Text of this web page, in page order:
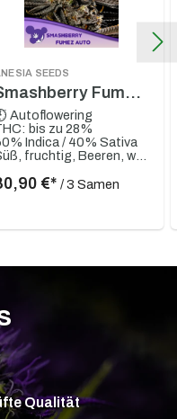
SEEDS
Fumez
Autoflowering
bis zu 28%
Indica / 40% Sativa
Süß, fruchtig, Beeren, würzig, Zitrusartig
€* / 3 Samen
Qualität